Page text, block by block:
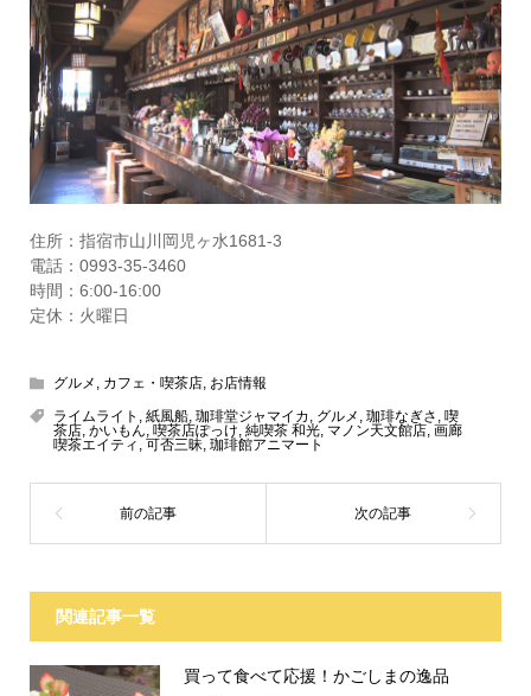
住所：指宿市山川岡児ヶ水1681-3
電話：0993-35-3460
時間：6:00-16:00
定休：火曜日
グルメ , カフェ・喫茶店, お店情報
ライムライト , 紙風船, 珈琲堂ジャマイカ , グルメ , 珈琲なぎさ , 喫
茶店, かいもん, 喫茶店ぽっけ, 純喫茶 和光, マノン天文館店, 画廊
喫茶エイティ , 可否三昧, 珈琲館アニマート
関連記事一覧
買って食べて応援！かごしまの逸品